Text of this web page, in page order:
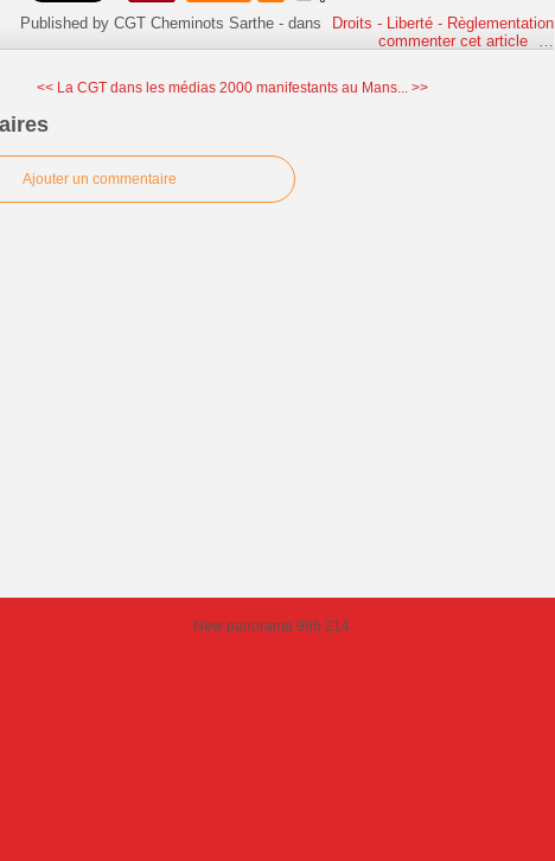
Published by CGT Cheminots Sarthe - dans
Droits - Liberté - Règlementation
commenter cet article
<< La CGT dans les médias 2000 manifestants au Mans... >>
Ajouter un commentaire